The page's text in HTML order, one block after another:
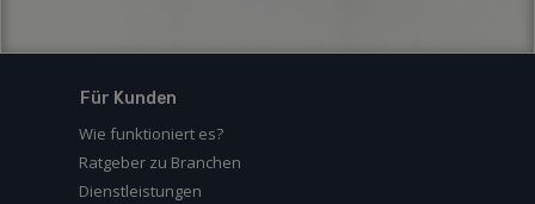
Für Kunden
Wie funktioniert es?
Ratgeber zu Branchen
Dienstleistungen